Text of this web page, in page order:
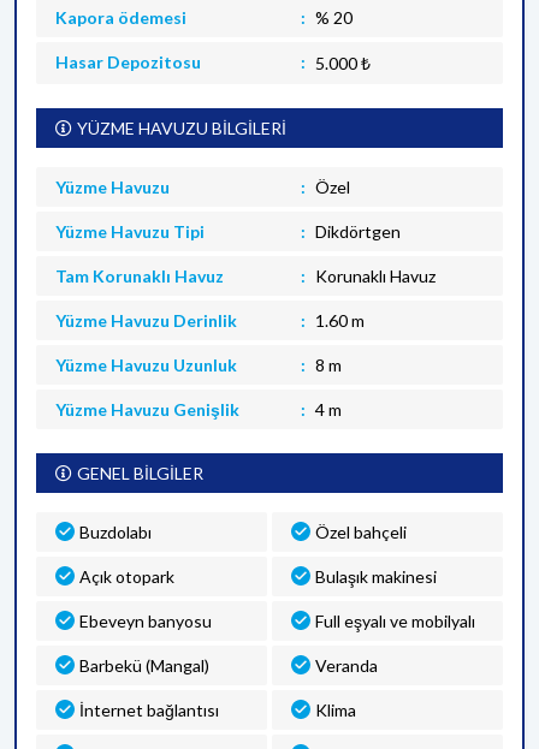
Kapora ödemesi % 20
Hasar Depozitosu 5.000 ₺
YÜZME HAVUZU BİLGİLERİ
Yüzme Havuzu Özel
Yüzme Havuzu Tipi Dikdörtgen
Tam Korunaklı Havuz Korunaklı Havuz
Yüzme Havuzu Derinlik 1.60 m
Yüzme Havuzu Uzunluk 8 m
Yüzme Havuzu Genişlik 4 m
GENEL BİLGİLER
Buzdolabı Özel bahçeli
Açık otopark Bulaşık makinesi
Ebeveyn banyosu Full eşyalı ve mobilyalı
Barbekü (Mangal) Veranda
İnternet bağlantısı Klima